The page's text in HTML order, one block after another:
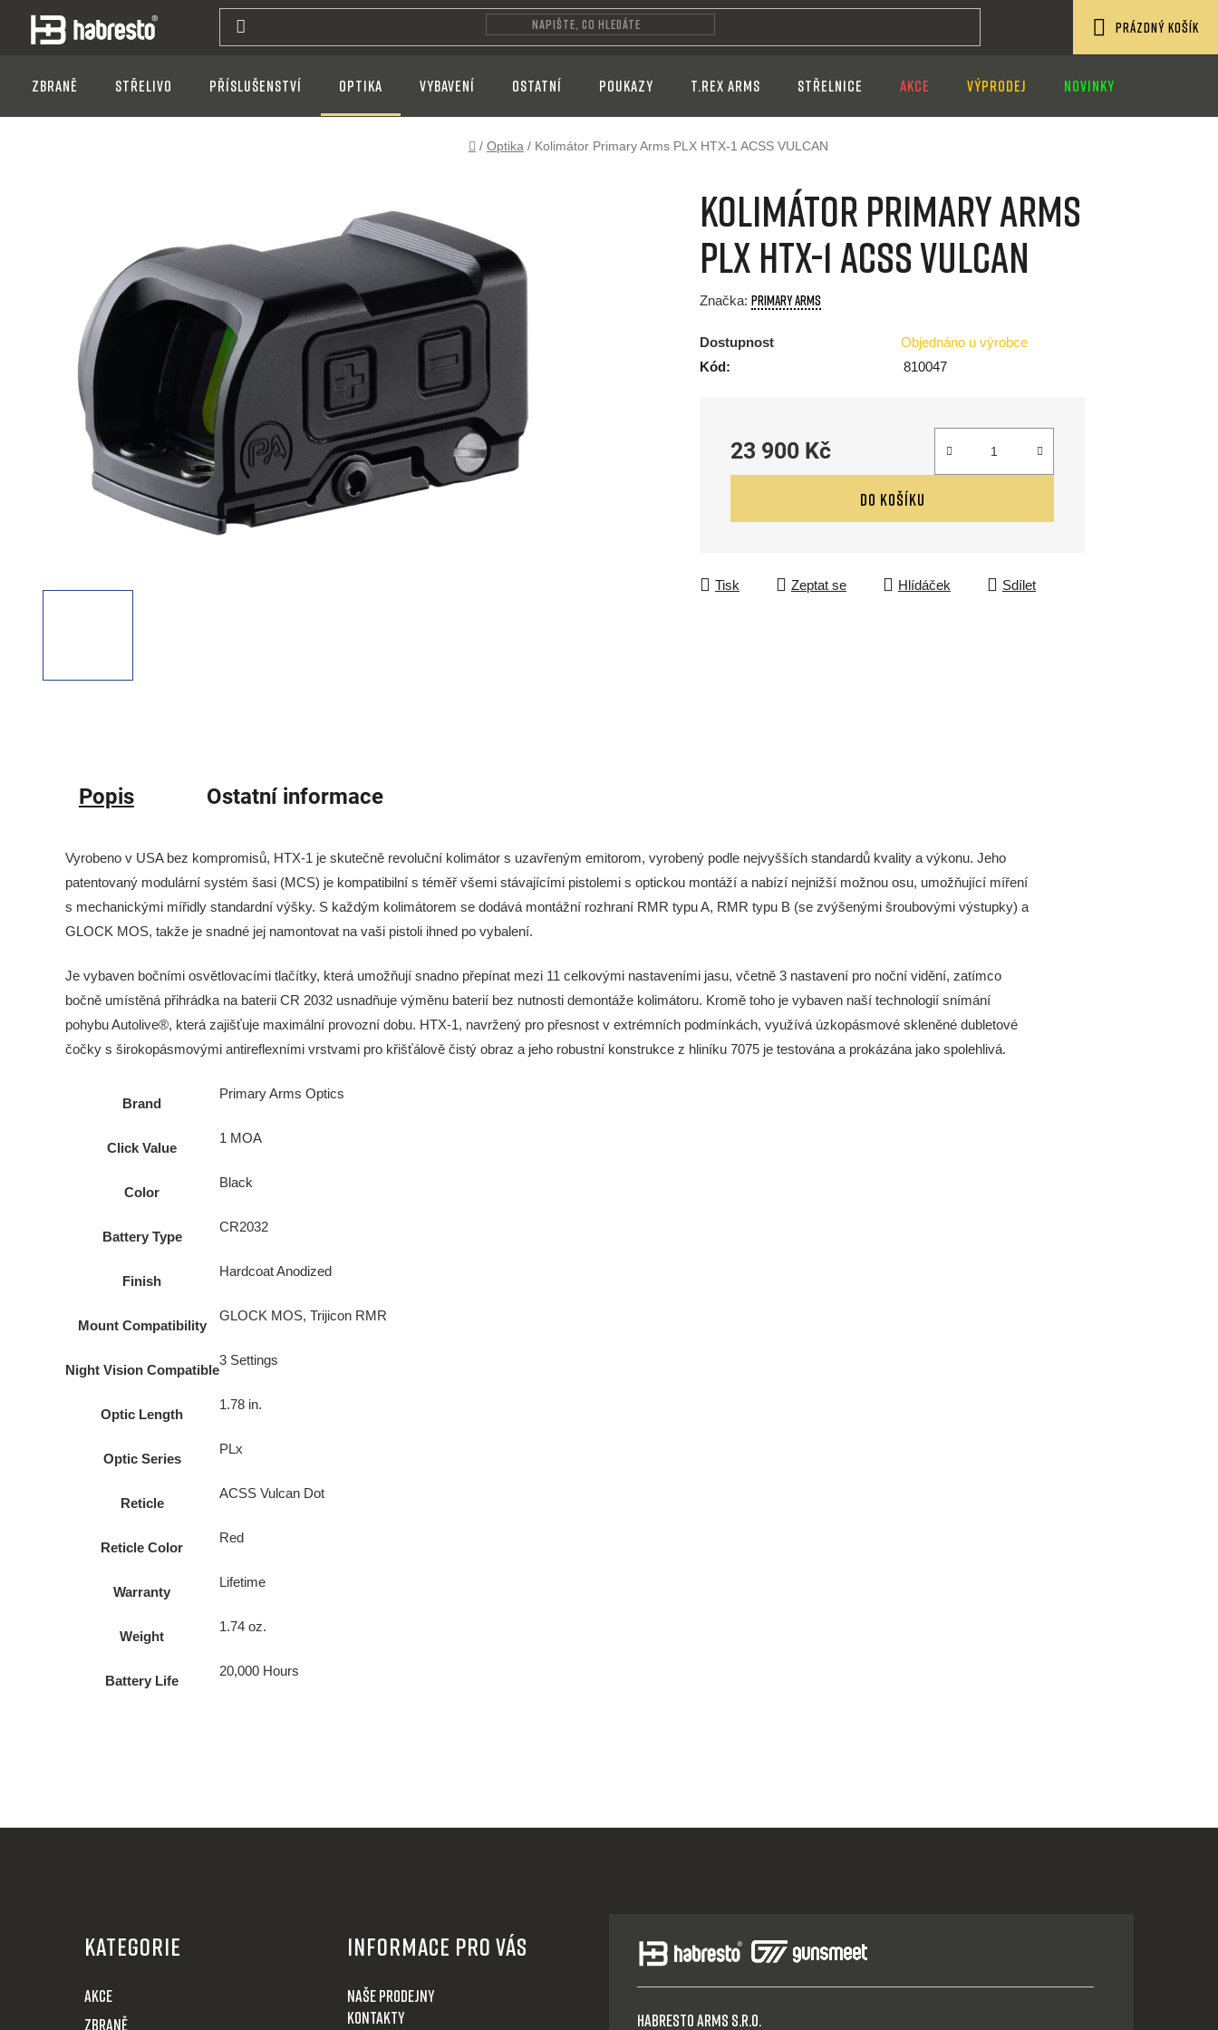
obsah
KOŠÍK
PRÁZDNÝ KOŠÍK
Zbraně Střelivo Příslušenství Optika VYBAVENÍ OSTATNÍ POUKAZY T.REX ARMS STŘELNICE AKCE VÝPRODEJ NOVINKY
Domů
/ Optika / Kolimátor Primary Arms PLX HTX-1 ACSS VULCAN
Kolimátor Primary Arms
PLX HTX-1 ACSS VULCAN
Značka: PRIMARY ARMS
Dostupnost
Objednáno u výrobce
Kód:
810047
23 900 Kč
Měrná cena:
DO KOŠÍKU
Tisk Zeptat se Hlídáček Sdílet
Popis Ostatní informace
Vyrobeno v USA bez kompromisů, HTX-1 je skutečně revoluční kolimátor s uzavřeným emitorom, vyrobený podle nejvyšších standardů kvality a výkonu. Jeho
patentovaný modulární systém šasi (MCS) je kompatibilní s téměř všemi stávajícími pistolemi s optickou montáží a nabízí nejnižší možnou osu, umožňující míření
s mechanickými mířidly standardní výšky. S každým kolimátorem se dodává montážní rozhraní RMR typu A, RMR typu B (se zvýšenými šroubovými výstupky) a
GLOCK MOS, takže je snadné jej namontovat na vaši pistoli ihned po vybalení.
Je vybaven bočními osvětlovacími tlačítky, která umožňují snadno přepínat mezi 11 celkovými nastaveními jasu, včetně 3 nastavení pro noční vidění, zatímco
bočně umístěná přihrádka na baterii CR 2032 usnadňuje výměnu baterií bez nutnosti demontáže kolimátoru. Kromě toho je vybaven naší technologií snímání
pohybu Autolive®, která zajišťuje maximální provozní dobu. HTX-1, navržený pro přesnost v extrémních podmínkách, využívá úzkopásmové skleněné dubletové
čočky s širokopásmovými antireflexními vrstvami pro křišťálově čistý obraz a jeho robustní konstrukce z hliníku 7075 je testována a prokázána jako spolehlivá.
Brand
Primary Arms Optics
Click Value
1 MOA
Color
Black
Battery Type
CR2032
Finish
Hardcoat Anodized
Mount Compatibility
GLOCK MOS, Trijicon RMR
Night Vision Compatible
3 Settings
Optic Length
1.78 in.
Optic Series
PLx
Reticle
ACSS Vulcan Dot
Reticle Color
Red
Warranty
Lifetime
Weight
1.74 oz.
Battery Life
20,000 Hours
KATEGORIE
AKCE
Zbraně
Informace pro Vás
Naše prodejny
Kontakty
HABRESTO ARMS s.r.o.